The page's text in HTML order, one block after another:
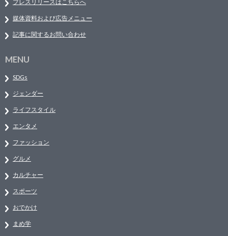
プレスリリースはこちらへ
媒体資料および広告メニュー
記事に関するお問い合わせ
MENU
SDGs
ジェンダー
ライフスタイル
エンタメ
ファッション
グルメ
カルチャー
スポーツ
おでかけ
まめ学